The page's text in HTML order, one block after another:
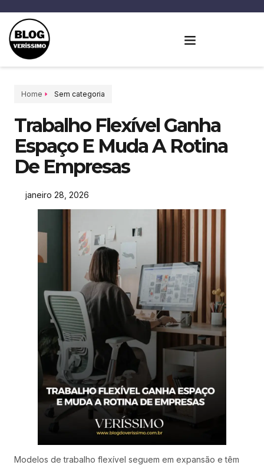
Home Sem categoria
Trabalho Flexível Ganha
Espaço E Muda A Rotina
De Empresas
janeiro 28, 2026
Modelos de trabalho flexível seguem em expansão e têm